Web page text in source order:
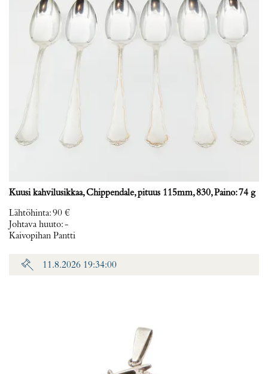
Kuusi kahvilusikkaa, Chippendale, pituus 115mm, 830, Paino: 74 g
Lähtöhinta:90 €
Johtava huuto:-
Kaivopihan Pantti
11.8.2026 19:34:00